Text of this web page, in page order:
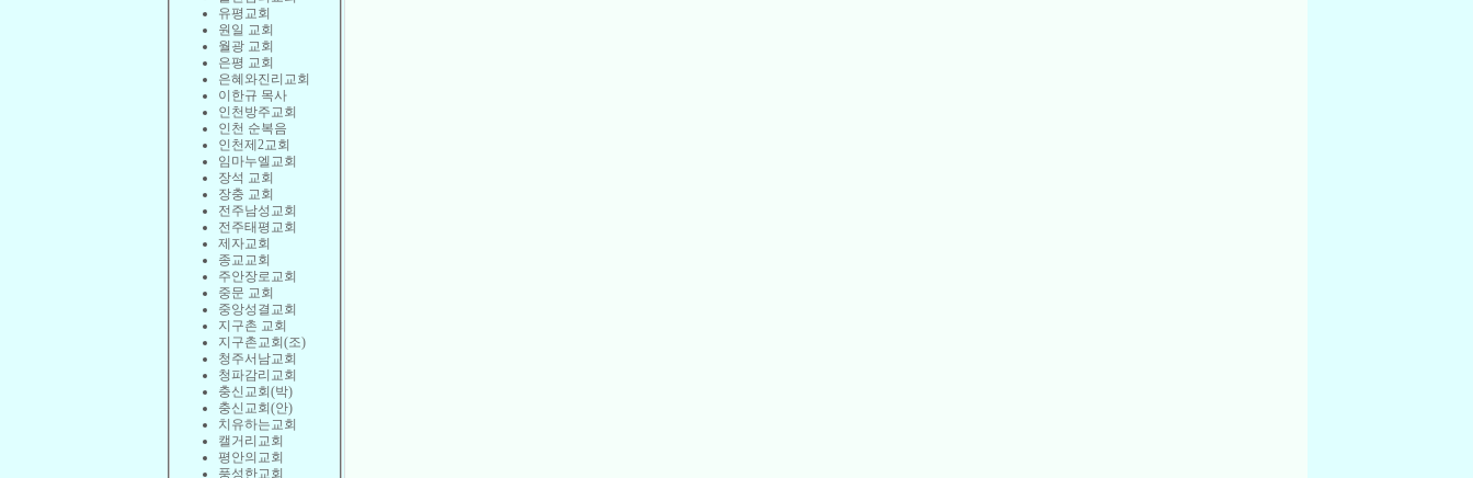
유평교회
원일 교회
월광 교회
은평 교회
은혜와진리교회
이한규 목사
인천방주교회
인천 순복음
인천제2교회
임마누엘교회
장석 교회
장충 교회
전주남성교회
전주태평교회
제자교회
종교교회
주안장로교회
중문 교회
중앙성결교회
지구촌 교회
지구촌교회(조)
청주서남교회
청파감리교회
충신교회(박)
충신교회(안)
치유하는교회
캘거리교회
평안의교회
풍성한교회